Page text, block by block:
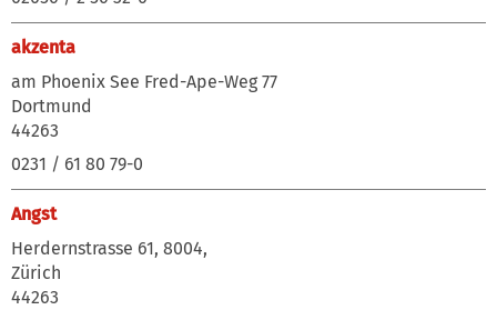
akzenta
am Phoenix See Fred-Ape-Weg 77
Dortmund
44263
0231 / 61 80 79-0
Angst
Herdernstrasse 61, 8004,
Zürich
44263